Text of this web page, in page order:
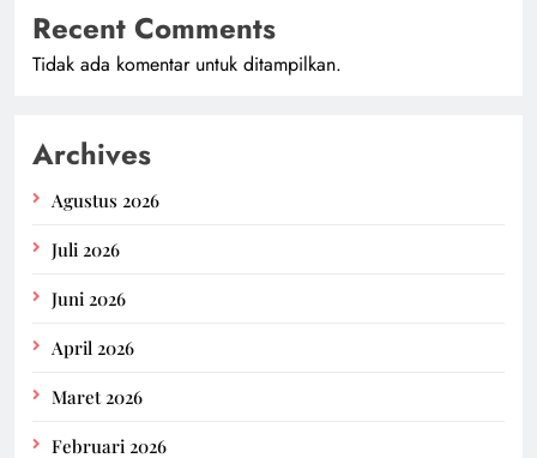
Recent Comments
Tidak ada komentar untuk ditampilkan.
Archives
Agustus 2026
Juli 2026
Juni 2026
April 2026
Maret 2026
Februari 2026